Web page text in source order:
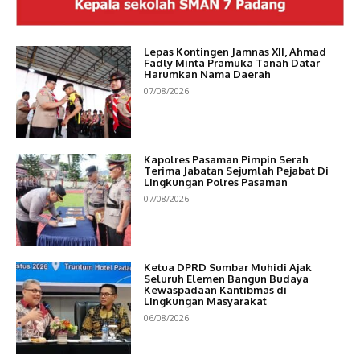
Lepas Kontingen Jamnas XII, Ahmad
Fadly Minta Pramuka Tanah Datar
Harumkan Nama Daerah
07/08/2026
Kapolres Pasaman Pimpin Serah
Terima Jabatan Sejumlah Pejabat Di
Lingkungan Polres Pasaman
07/08/2026
Ketua DPRD Sumbar Muhidi Ajak
Seluruh Elemen Bangun Budaya
Kewaspadaan Kantibmas di
Lingkungan Masyarakat
06/08/2026